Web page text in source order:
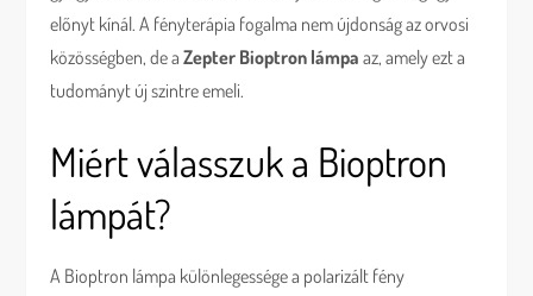
előnyt kínál. A fényterápia fogalma nem újdonság az orvosi
közösségben, de aZepter Bioptron lámpa az, amely ezt a
tudományt új szintre emeli.
Miért válasszuk a Bioptron
lámpát?
A Bioptron lámpa különlegessége a polarizált fény